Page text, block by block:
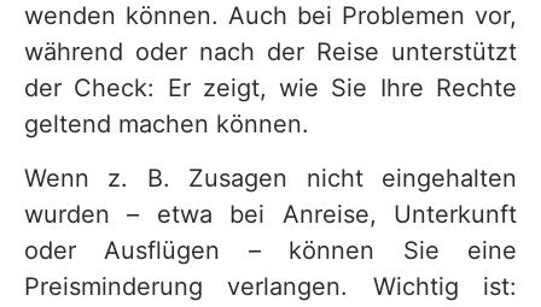
wenden können. Auch bei Problemen vor,
während oder nach der Reise unterstützt
der Check: Er zeigt, wie Sie Ihre Rechte
geltend machen können.
Wenn z. B. Zusagen nicht eingehalten
wurden – etwa bei Anreise, Unterkunft
oder Ausflügen – können Sie eine
Preisminderung verlangen. Wichtig ist: